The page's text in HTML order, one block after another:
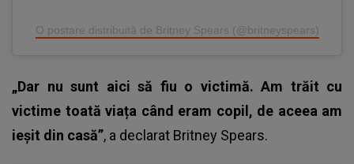
O postare distribuită de Britney Spears (@britneyspears)
„Dar nu sunt aici să fiu o victimă. Am trăit cu
victime toată viața când eram copil, de aceea am
ieșit din casă”, a declarat Britney Spears.